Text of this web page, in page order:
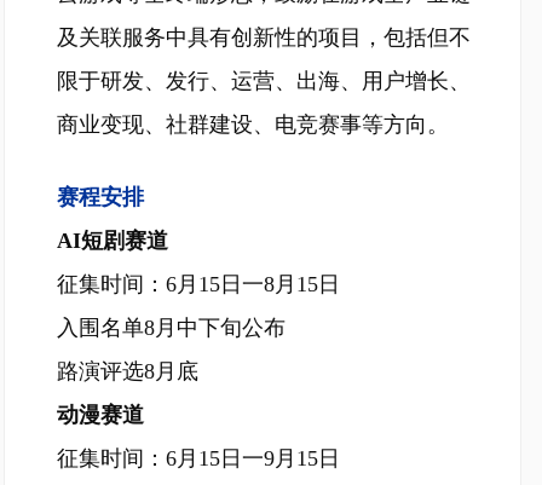
及关联服务中具有创新性的项目，包括但不
限于研发、发行、运营、出海、用户增长、
商业变现、社群建设、电竞赛事等方向。
赛程安排
AI短剧赛道
征集时间：6月15日一8月15日
入围名单8月中下旬公布
路演评选8月底
动漫赛道
征集时间：6月15日一9月15日